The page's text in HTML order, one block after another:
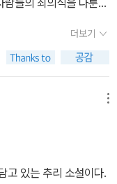
는 비밀들을 실토하게
고, 끝까지 읽지 않는다
는 장점이 있다.
들의 죄의식을 다룬
더보기
고 있는 추리 소설이다.